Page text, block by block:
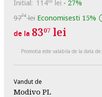
Initial: 11499 lei - 27%
9774lei Economisesti 15%
de la 8307 lei
Promotia este valabila de la data de:
Vandut de
Modivo PL